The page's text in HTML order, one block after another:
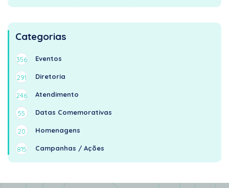
Categorias
356 Eventos
291 Diretoria
246 Atendimento
55 Datas Comemorativas
20 Homenagens
815 Campanhas / Ações